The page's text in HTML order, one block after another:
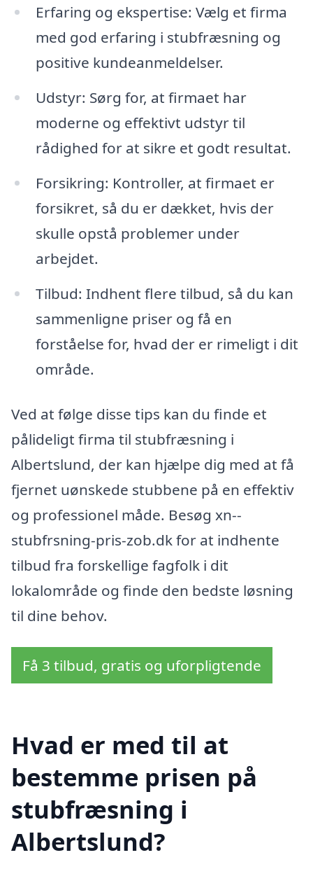
Erfaring og ekspertise: Vælg et firma
med god erfaring i stubfræsning og
positive kundeanmeldelser.
Udstyr: Sørg for, at firmaet har
moderne og effektivt udstyr til
rådighed for at sikre et godt resultat.
Forsikring: Kontroller, at firmaet er
forsikret, så du er dækket, hvis der
skulle opstå problemer under
arbejdet.
Tilbud: Indhent flere tilbud, så du kan
sammenligne priser og få en
forståelse for, hvad der er rimeligt i dit
område.
Ved at følge disse tips kan du finde et
pålideligt firma til stubfræsning i
Albertslund, der kan hjælpe dig med at få
fjernet uønskede stubbene på en effektiv
og professionel måde. Besøg xn--
stubfrsning-pris-zob.dk for at indhente
tilbud fra forskellige fagfolk i dit
lokalområde og finde den bedste løsning
til dine behov.
Få 3 tilbud, gratis og uforpligtende
Hvad er med til at
bestemme prisen på
stubfræsning i
Albertslund?